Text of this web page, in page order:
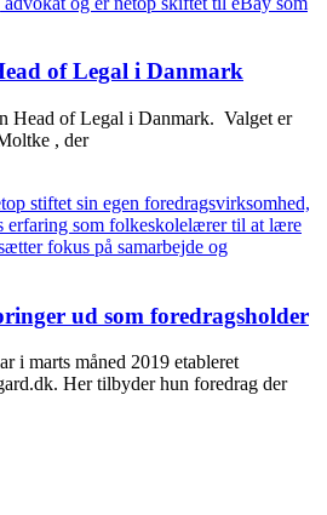
of Legal i Danmark
Head of Legal i Danmark. Valget er
, der
ud som foredragsholder
i marts måned 2019 etableret
Her tilbyder hun foredrag der